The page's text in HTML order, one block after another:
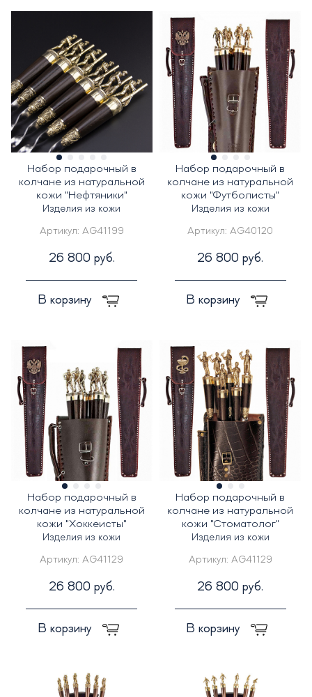
Набор подарочный в
колчане из натуральной
кожи "Нефтяники"
Изделия из кожи
Артикул: AG41199
26 800 руб.
В корзину
Набор подарочный в
колчане из натуральной
кожи "Футболисты"
Изделия из кожи
Артикул:AG40120
26 800 руб.
В корзину
Набор подарочный в
колчане из натуральной
кожи "Хоккеисты"
Изделия из кожи
Артикул:AG41129
26 800 руб.
В корзину
Набор подарочный в
колчане из натуральной
кожи "Стоматолог"
Изделия из кожи
Артикул: AG41129
26 800 руб.
В корзину